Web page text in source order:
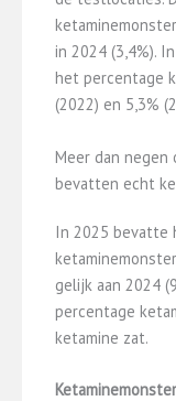
in 2024 (3,4%).
het percentage
(2022) en 5,3%
Meer dan
bevatten echt
In 2025 bevatte
gelijk aan 2024
percentage
ketamine zat.